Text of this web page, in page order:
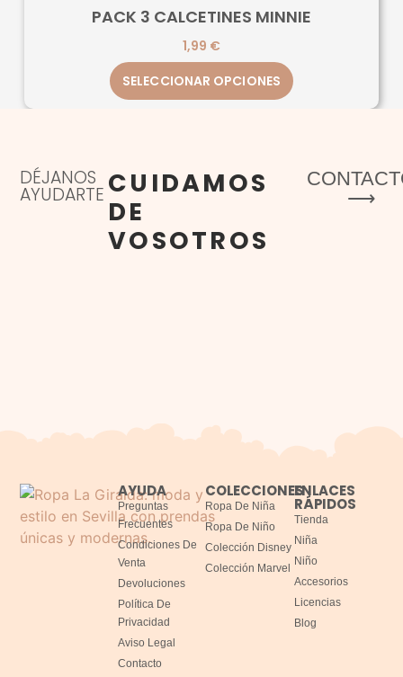
PACK 3 CALCETINES MINNIE
1,99 €
SELECCIONAR OPCIONES
DÉJANOS
AYUDARTE CUIDAMOS
DE
VOSOTROS
⟶
AYUDA
Preguntas
Frecuentes
Condiciones De
Venta
Devoluciones
Política De
Privacidad
Aviso Legal
Contacto
COLECCIONES
Ropa De Niña
Ropa De Niño
Colección Disney
Colección Marvel
ENLACES
RÁPIDOS
Tienda
Niña
Niño
Accesorios
Licencias
Blog